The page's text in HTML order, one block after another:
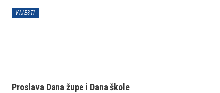
VIJESTI
Proslava Dana župe i Dana škole